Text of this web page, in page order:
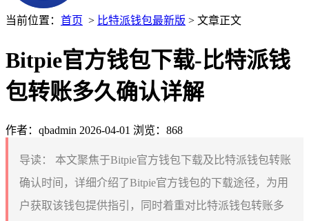
当前位置： 首页 > 比特派钱包最新版 > 文章正文
Bitpie官方钱包下载-比特派钱
包转账多久确认详解
作者：qbadmin 2026-04-01 浏览：868
导读：
本文聚焦于Bitpie官方钱包下载及比特派钱包转账
确认时间，详细介绍了Bitpie官方钱包的下载途径，为用
户获取该钱包提供指引，同时着重对比特派钱包转账多